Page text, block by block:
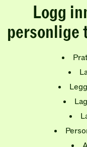
Logg
personlige